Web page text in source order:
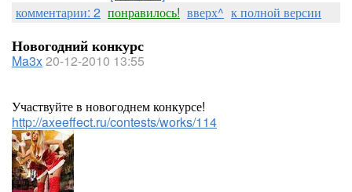
комментарии: 2 понравилось! вверх^ к полной версии
Новогодний конкурс
Ma3x20-12-2010 13:55
Участвуйте в новогоднем конкурсе!
http://axeeffect.ru/contests/works/114